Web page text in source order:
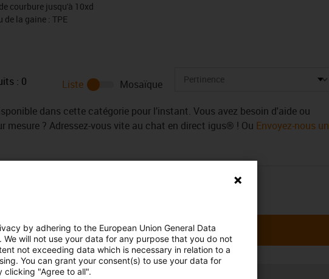
courbure jusqu'à 10xd
de la gaine : TPE
: 0 Liste
Mosaïque
dans cette catégorie pour l’instant. Vous avez besoin d'aide ou
mesure ? Adressez-vous vite au chat en direct igus® ! Ou Envoyez-nous un
by adhering to the European Union General Data
We will not use your data for any purpose that you do not
not exceeding data which is necessary in relation to a
You can grant your consent(s) to use your data for
clicking "Agree to all".